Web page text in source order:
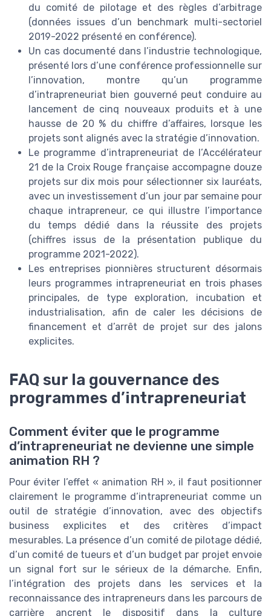
du comité de pilotage et des règles d’arbitrage
(données issues d’un benchmark multi-sectoriel
2019-2022 présenté en conférence).
Un cas documenté dans l’industrie technologique,
présenté lors d’une conférence professionnelle sur
l’innovation, montre qu’un programme
d’intrapreneuriat bien gouverné peut conduire au
lancement de cinq nouveaux produits et à une
hausse de 20 % du chiffre d’affaires, lorsque les
projets sont alignés avec la stratégie d’innovation.
Le programme d’intrapreneuriat de l’Accélérateur
21 de la Croix Rouge française accompagne douze
projets sur dix mois pour sélectionner six lauréats,
avec un investissement d’un jour par semaine pour
chaque intrapreneur, ce qui illustre l’importance
du temps dédié dans la réussite des projets
(chiffres issus de la présentation publique du
programme 2021-2022).
Les entreprises pionnières structurent désormais
leurs programmes intrapreneuriat en trois phases
principales, de type exploration, incubation et
industrialisation, afin de caler les décisions de
financement et d’arrêt de projet sur des jalons
explicites.
FAQ sur la gouvernance des
programmes d’intrapreneuriat
Comment éviter que le programme
d’intrapreneuriat ne devienne une simple
animation RH ?
Pour éviter l’effet « animation RH », il faut positionner
clairement le programme d’intrapreneuriat comme un
outil de stratégie d’innovation, avec des objectifs
business explicites et des critères d’impact
mesurables. La présence d’un comité de pilotage dédié,
d’un comité de tueurs et d’un budget par projet envoie
un signal fort sur le sérieux de la démarche. Enfin,
l’intégration des projets dans les services et la
reconnaissance des intrapreneurs dans les parcours de
carrière ancrent le dispositif dans la culture